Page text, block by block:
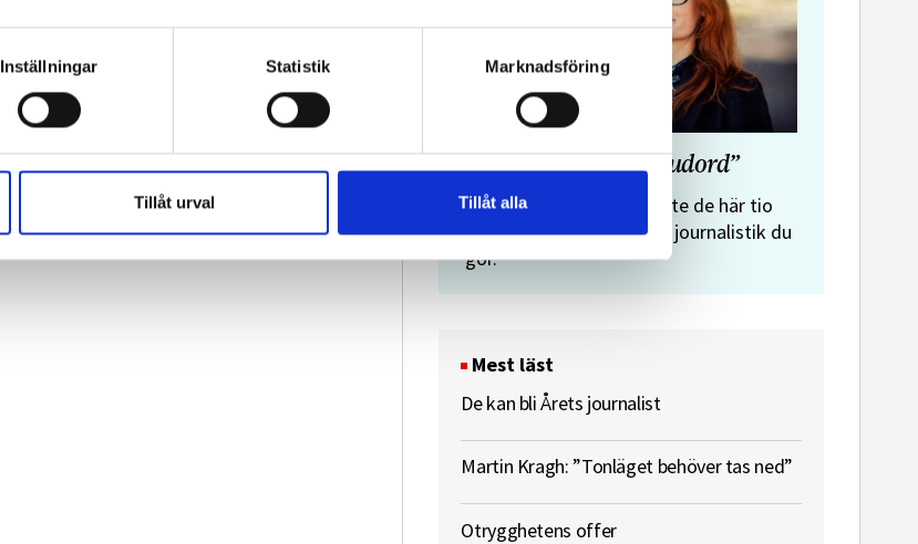
Inställningar Statistik Marknadsföring
Tillåt urval Tillåt alla
”Journalistens tio budord”
Malin Crona:
Följer du inte de här tio
budorden? Då är det inte journalistik du
gör.
Mest läst
De kan bli Årets journalist
Martin Kragh: ”Tonläget behöver tas ned”
Otrygghetens offer